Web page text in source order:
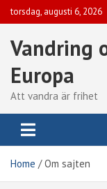
Skip
to
torsdag, augusti 6, 2026
Vandring
Europa
Att vandra är frihet
Home Om sajten